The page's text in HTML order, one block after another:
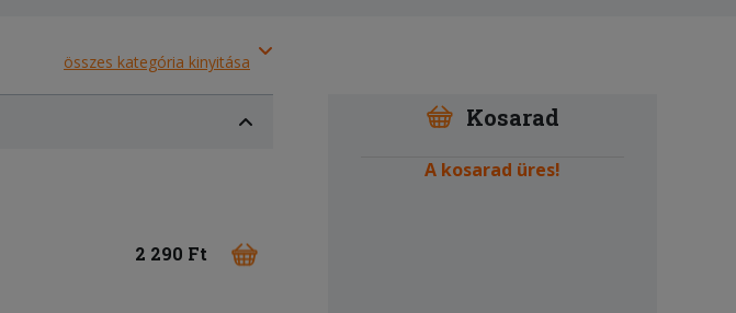
összes kategória kinyitása
2 290 Ft
Kosarad
A kosarad üres!